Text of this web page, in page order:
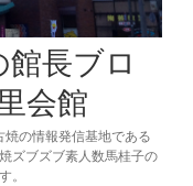
長ブロ
会館
の情報発信基地である
ズブズブ素人数馬桂子の
。